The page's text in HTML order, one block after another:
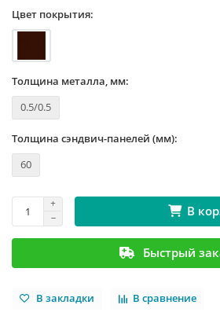
Цвет покрытия:
Толщина металла, мм:
0.5/0.5
Толщина сэндвич-панелей (мм):
60
В
Быстрый
В закладки В сравнение